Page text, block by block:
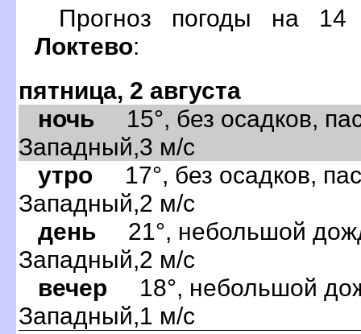
Прогноз погоды на
Локтево:
пятница, 2 августа
ночь 15°, без осадков,
Западный,3 м/с
утро 17°, без осадков,
Западный,2 м/с
день 21°, небольшой
Западный,2 м/с
вечер 18°, небольшой
Западный,1 м/с